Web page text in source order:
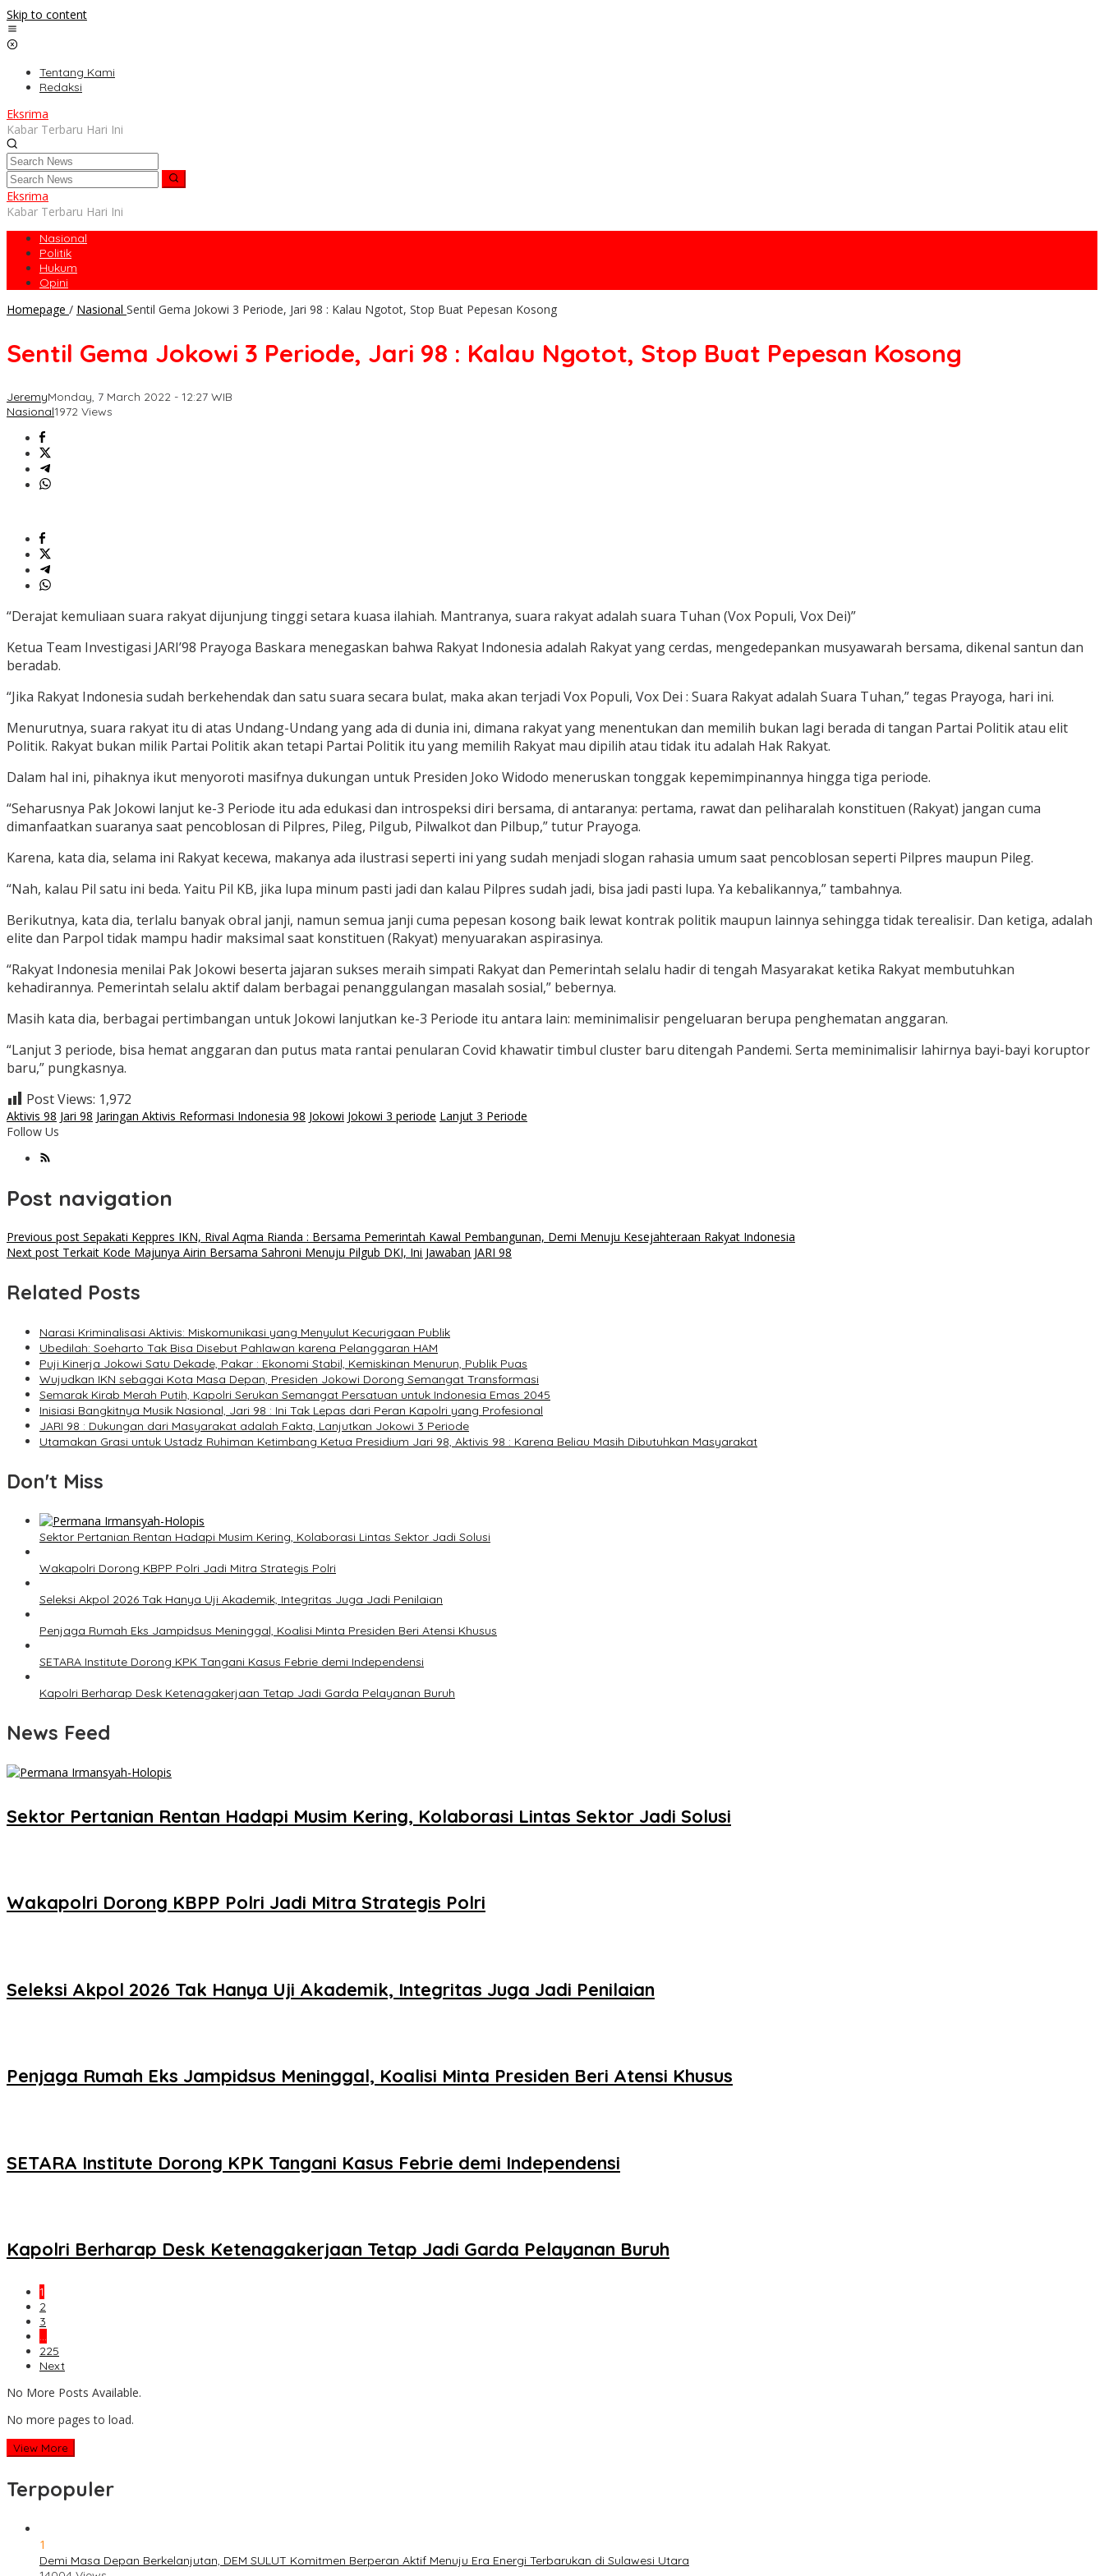
Skip to content
Tentang Kami
Redaksi
Eksrima
Kabar Terbaru Hari Ini
Eksrima
Kabar Terbaru Hari Ini
Nasional
Politik
Hukum
Opini
Homepage / Nasional Sentil Gema Jokowi 3 Periode, Jari 98 : Kalau Ngotot, Stop Buat Pepesan Kosong
Sentil Gema Jokowi 3 Periode, Jari 98 : Kalau Ngotot, Stop Buat Pepesan Kosong
JeremyMonday, 7 March 2022 - 12:27 WIB
Nasional1972 Views
“Derajat kemuliaan suara rakyat dijunjung tinggi setara kuasa ilahiah. Mantranya, suara rakyat adalah suara Tuhan (Vox Populi, Vox Dei)”
Ketua Team Investigasi JARI’98 Prayoga Baskara menegaskan bahwa Rakyat Indonesia adalah Rakyat yang cerdas, mengedepankan musyawarah bersama, dikenal santun dan
beradab.
“Jika Rakyat Indonesia sudah berkehendak dan satu suara secara bulat, maka akan terjadi Vox Populi, Vox Dei : Suara Rakyat adalah Suara Tuhan,” tegas Prayoga, hari ini.
Menurutnya, suara rakyat itu di atas Undang-Undang yang ada di dunia ini, dimana rakyat yang menentukan dan memilih bukan lagi berada di tangan Partai Politik atau elit
Politik. Rakyat bukan milik Partai Politik akan tetapi Partai Politik itu yang memilih Rakyat mau dipilih atau tidak itu adalah Hak Rakyat.
Dalam hal ini, pihaknya ikut menyoroti masifnya dukungan untuk Presiden Joko Widodo meneruskan tonggak kepemimpinannya hingga tiga periode.
“Seharusnya Pak Jokowi lanjut ke-3 Periode itu ada edukasi dan introspeksi diri bersama, di antaranya: pertama, rawat dan peliharalah konstituen (Rakyat) jangan cuma
dimanfaatkan suaranya saat pencoblosan di Pilpres, Pileg, Pilgub, Pilwalkot dan Pilbup,” tutur Prayoga.
Karena, kata dia, selama ini Rakyat kecewa, makanya ada ilustrasi seperti ini yang sudah menjadi slogan rahasia umum saat pencoblosan seperti Pilpres maupun Pileg.
“Nah, kalau Pil satu ini beda. Yaitu Pil KB, jika lupa minum pasti jadi dan kalau Pilpres sudah jadi, bisa jadi pasti lupa. Ya kebalikannya,” tambahnya.
Berikutnya, kata dia, terlalu banyak obral janji, namun semua janji cuma pepesan kosong baik lewat kontrak politik maupun lainnya sehingga tidak terealisir. Dan ketiga, adalah
elite dan Parpol tidak mampu hadir maksimal saat konstituen (Rakyat) menyuarakan aspirasinya.
“Rakyat Indonesia menilai Pak Jokowi beserta jajaran sukses meraih simpati Rakyat dan Pemerintah selalu hadir di tengah Masyarakat ketika Rakyat membutuhkan
kehadirannya. Pemerintah selalu aktif dalam berbagai penanggulangan masalah sosial,” bebernya.
Masih kata dia, berbagai pertimbangan untuk Jokowi lanjutkan ke-3 Periode itu antara lain: meminimalisir pengeluaran berupa penghematan anggaran.
“Lanjut 3 periode, bisa hemat anggaran dan putus mata rantai penularan Covid khawatir timbul cluster baru ditengah Pandemi. Serta meminimalisir lahirnya bayi-bayi koruptor
baru,” pungkasnya.
Post Views: 1,972
Aktivis 98 Jari 98 Jaringan Aktivis Reformasi Indonesia 98 Jokowi Jokowi 3 periode Lanjut 3 Periode
Follow Us
Post navigation
Previous post Sepakati Keppres IKN, Rival Aqma Rianda : Bersama Pemerintah Kawal Pembangunan, Demi Menuju Kesejahteraan Rakyat Indonesia
Next post Terkait Kode Majunya Airin Bersama Sahroni Menuju Pilgub DKI, Ini Jawaban JARI 98
Related Posts
Narasi Kriminalisasi Aktivis: Miskomunikasi yang Menyulut Kecurigaan Publik
Ubedilah: Soeharto Tak Bisa Disebut Pahlawan karena Pelanggaran HAM
Puji Kinerja Jokowi Satu Dekade, Pakar : Ekonomi Stabil, Kemiskinan Menurun, Publik Puas
Wujudkan IKN sebagai Kota Masa Depan, Presiden Jokowi Dorong Semangat Transformasi
Semarak Kirab Merah Putih, Kapolri Serukan Semangat Persatuan untuk Indonesia Emas 2045
Inisiasi Bangkitnya Musik Nasional, Jari 98 : Ini Tak Lepas dari Peran Kapolri yang Profesional
JARI 98 : Dukungan dari Masyarakat adalah Fakta, Lanjutkan Jokowi 3 Periode
Utamakan Grasi untuk Ustadz Ruhiman Ketimbang Ketua Presidium Jari 98, Aktivis 98 : Karena Beliau Masih Dibutuhkan Masyarakat
Don't Miss
Sektor Pertanian Rentan Hadapi Musim Kering, Kolaborasi Lintas Sektor Jadi Solusi
Wakapolri Dorong KBPP Polri Jadi Mitra Strategis Polri
Seleksi Akpol 2026 Tak Hanya Uji Akademik, Integritas Juga Jadi Penilaian
Penjaga Rumah Eks Jampidsus Meninggal, Koalisi Minta Presiden Beri Atensi Khusus
SETARA Institute Dorong KPK Tangani Kasus Febrie demi Independensi
Kapolri Berharap Desk Ketenagakerjaan Tetap Jadi Garda Pelayanan Buruh
News Feed
Sektor Pertanian Rentan Hadapi Musim Kering, Kolaborasi Lintas Sektor Jadi Solusi
Wakapolri Dorong KBPP Polri Jadi Mitra Strategis Polri
Seleksi Akpol 2026 Tak Hanya Uji Akademik, Integritas Juga Jadi Penilaian
Penjaga Rumah Eks Jampidsus Meninggal, Koalisi Minta Presiden Beri Atensi Khusus
SETARA Institute Dorong KPK Tangani Kasus Febrie demi Independensi
Kapolri Berharap Desk Ketenagakerjaan Tetap Jadi Garda Pelayanan Buruh
1
2
3
…
225
Next
No More Posts Available.
No more pages to load.
View More
Terpopuler
1
Demi Masa Depan Berkelanjutan, DEM SULUT Komitmen Berperan Aktif Menuju Era Energi Terbarukan di Sulawesi Utara